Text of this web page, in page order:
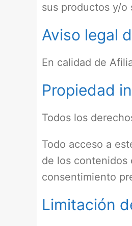
sus productos y/o
Aviso legal
En calidad de
Propiedad
Todos los
Todo acceso a
de los contenidos
consentimiento
Limitación